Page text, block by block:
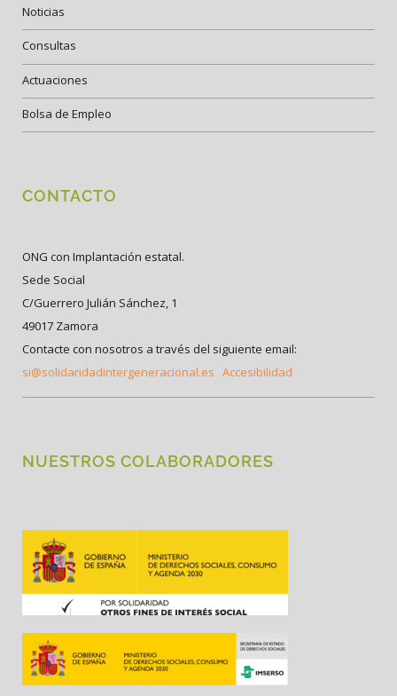
Noticias
Consultas
Actuaciones
Bolsa de Empleo
CONTACTO
ONG con Implantación estatal.
Sede Social
C/Guerrero Julián Sánchez, 1
49017 Zamora
Contacte con nosotros a través del siguiente email:
si@solidaridadintergeneracional.es Accesibilidad
NUESTROS COLABORADORES